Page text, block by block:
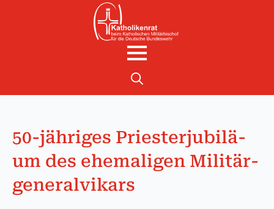
50-jähriges Prie­ster­ju­bi­lä­
um des ehe­ma­li­gen Mi­li­tär­
gen­er­al­vi­kars